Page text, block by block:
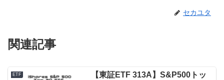
セカユタ
関連記事
ETF
【東証ETF 313A】S&P500トッ